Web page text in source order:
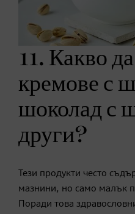
11. Какво
кремове с
шоколад с
други?
Тези продукти често
мазнини, но само малък
Поради това